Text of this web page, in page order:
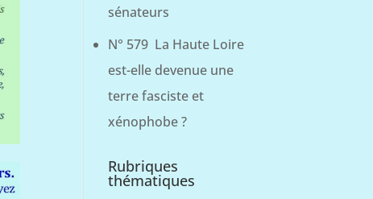
sénateurs
N° 579 La Haute Loire
est-elle devenue une
terre fasciste et
xénophobe ?
Rubriques
thématiques